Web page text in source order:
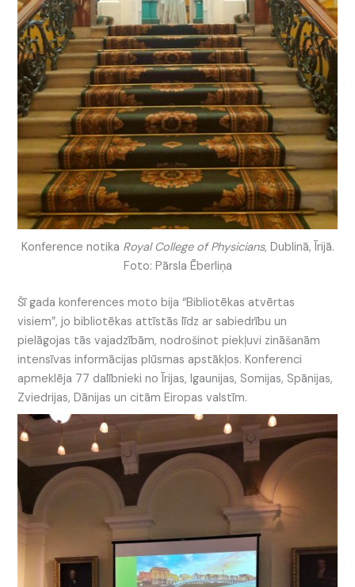
Konference notika Royal College of Physicians, Dublinā, Īrijā.
Foto: Pārsla Ēberliņa
Šī gada konferences moto bija “Bibliotēkas atvērtas
visiem”, jo bibliotēkas attīstās līdz ar sabiedrību un
pielāgojas tās vajadzībām, nodrošinot piekļuvi zināšanām
intensīvas informācijas plūsmas apstākļos. Konferenci
apmeklēja 77 dalībnieki no Īrijas, Igaunijas, Somijas, Spānijas,
Zviedrijas, Dānijas un citām Eiropas valstīm.